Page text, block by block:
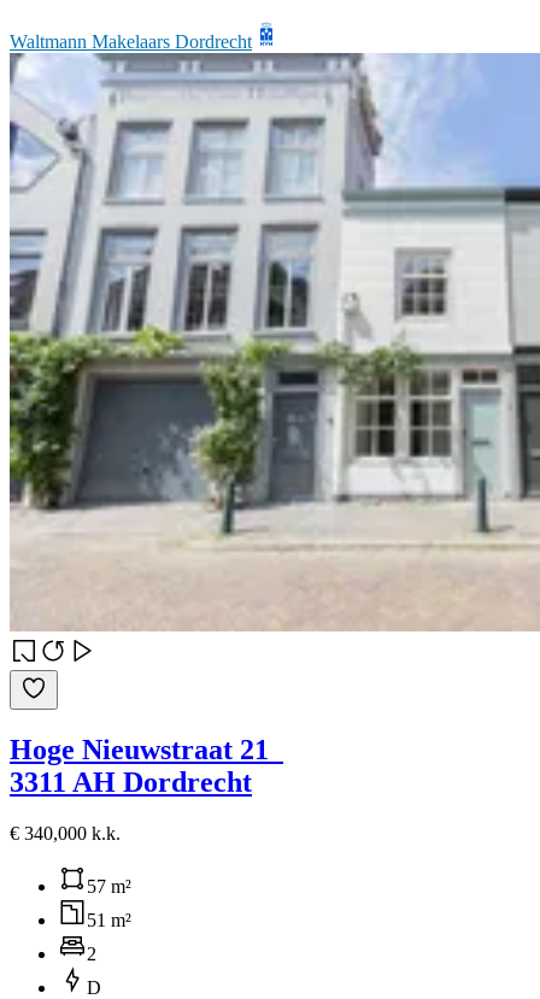
Waltmann Makelaars Dordrecht
Hoge Nieuwstraat 21
3311 AH Dordrecht
€ 340,000 k.k.
57 m²
51 m²
2
D